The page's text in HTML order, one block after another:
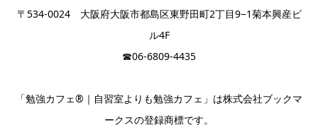
〒534-0024 大阪府大阪市都島区東野田町2丁目9−1菊本興産ビ
ル4F
☎︎06-6809-4435
「勉強カフェ®｜自習室よりも勉強カフェ」は株式会社ブックマ
ークスの登録商標です。